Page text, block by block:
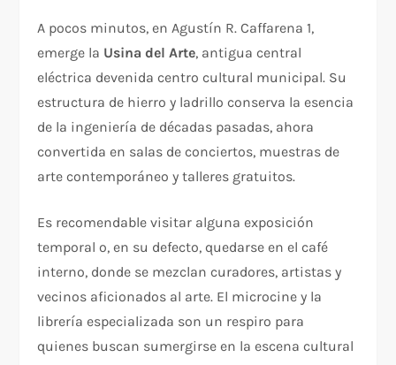
A pocos minutos, en Agustín R. Caffarena 1,
emerge la Usina del Arte, antigua central
eléctrica devenida centro cultural municipal. Su
estructura de hierro y ladrillo conserva la esencia
de la ingeniería de décadas pasadas, ahora
convertida en salas de conciertos, muestras de
arte contemporáneo y talleres gratuitos.
Es recomendable visitar alguna exposición
temporal o, en su defecto, quedarse en el café
interno, donde se mezclan curadores, artistas y
vecinos aficionados al arte. El microcine y la
librería especializada son un respiro para
quienes buscan sumergirse en la escena cultural